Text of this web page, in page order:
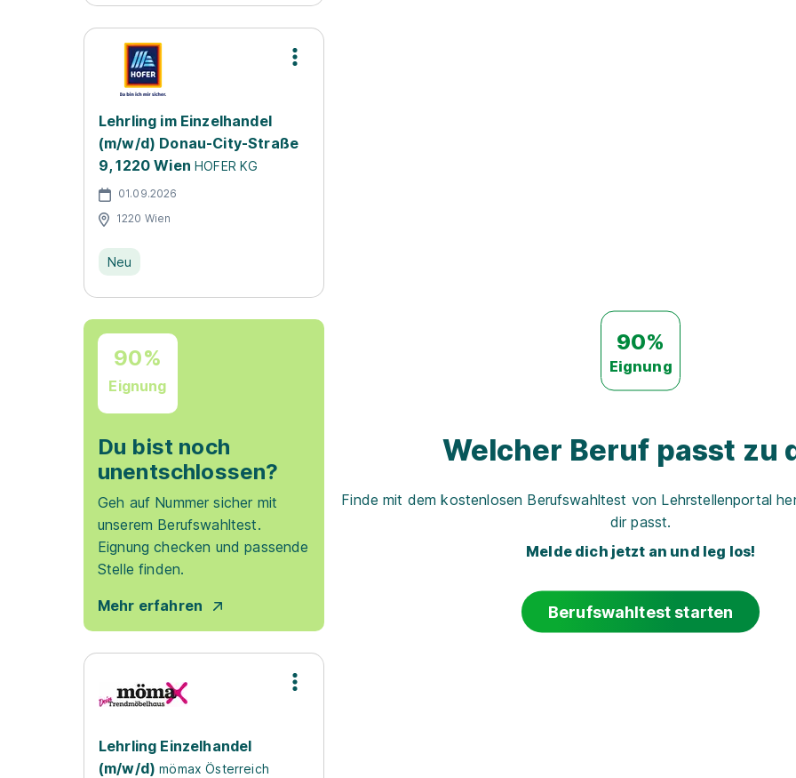
Lehrling im Einzelhandel
(m/w/d) Donau-City-Straße
9, 1220 Wien HOFER KG
01.09.2026
1220 Wien
Neu
90%
Eignung
Du bist noch
unentschlossen?
Geh auf Nummer sicher mit
unserem Berufswahltest.
Eignung checken und passende
Stelle finden.
Mehr erfahren
Lehrling Einzelhandel
(m/w/d) mömax Österreich
90%
Eignung
Welcher Beruf passt zu
Finde mit dem kostenlosen Berufswahltest von Lehrstellenportal
dir passt.
Melde dich jetzt an und leg los!
Berufswahltest starten